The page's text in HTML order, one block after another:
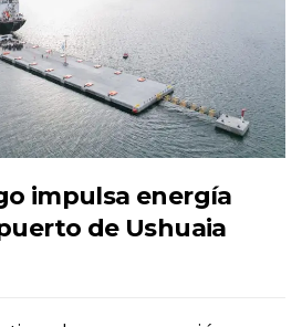
impulsa energía
de Ushuaia